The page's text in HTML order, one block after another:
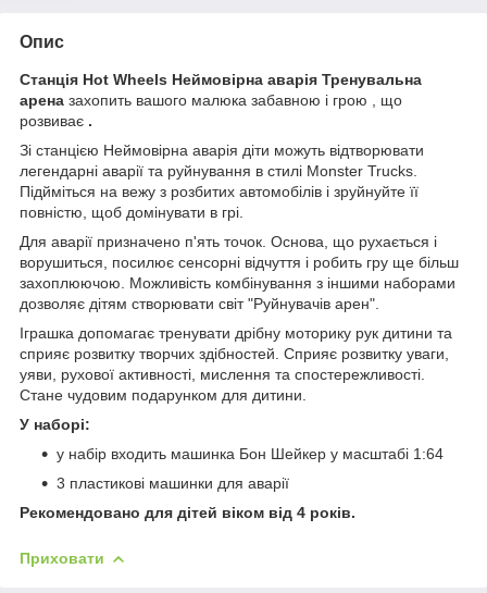
Опис
Станція Hot Wheels Неймовірна аварія Тренувальна
арена захопить вашого малюка забавною і грою , що
розвиває .
Зі станцією Неймовірна аварія діти можуть відтворювати
легендарні аварії та руйнування в стилі Monster Trucks.
Підйміться на вежу з розбитих автомобілів і зруйнуйте її
повністю, щоб домінувати в грі.
Для аварії призначено п'ять точок. Основа, що рухається і
ворушиться, посилює сенсорні відчуття і робить гру ще більш
захоплюючою. Можливість комбінування з іншими наборами
дозволяє дітям створювати світ "Руйнувачів арен".
Іграшка допомагає тренувати дрібну моторику рук дитини та
сприяє розвитку творчих здібностей. Сприяє розвитку уваги,
уяви, рухової активності, мислення та спостережливості.
Стане чудовим подарунком для дитини.
У наборі:
у набір входить машинка Бон Шейкер у масштабі 1:64
3 пластикові машинки для аварії
Рекомендовано для дітей віком від 4 років.
Приховати